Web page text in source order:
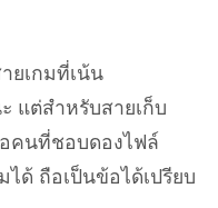
ยเกมที่เน้น
แต่สำหรับสายเก็บ
คนที่ชอบดองไฟล์
ได้ ถือเป็นข้อได้เปรียบ